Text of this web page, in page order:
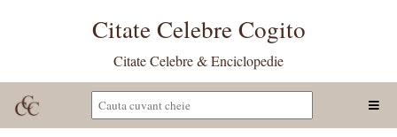
Citate Celebre Cogito
Citate Celebre & Enciclopedie